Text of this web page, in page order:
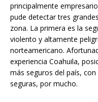
principalmente
pude detectar tres
zona. La primera es la
violento y altamente
norteamericano.
experiencia Coahuila,
más seguros del país,
seguras, por mucho.